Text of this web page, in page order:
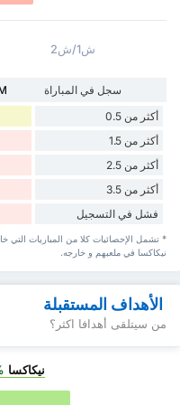
ش1/ش2
سجل في المباراة
أكثر من 0.5
أكثر من 1.5
أكثر من 2.5
أكثر من 3.5
فشل في التسجيل
* تشمل الإحصائيات كلا من المباريات التي
نيكاكسا في ملعبهم و خارجه.
الأهداف المستقبلة
من سيتلقى أهدافا اكثر؟
نيكاكسا